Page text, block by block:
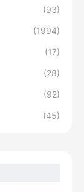
(93)
(1994)
(17)
(28)
(92)
(45)